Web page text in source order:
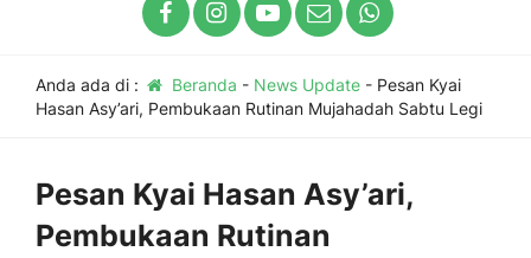
Anda ada di : Beranda - News Update- Pesan Kyai
Hasan Asy’ari, Pembukaan Rutinan Mujahadah Sabtu Legi
Pesan Kyai Hasan Asy’ari,
Pembukaan Rutinan